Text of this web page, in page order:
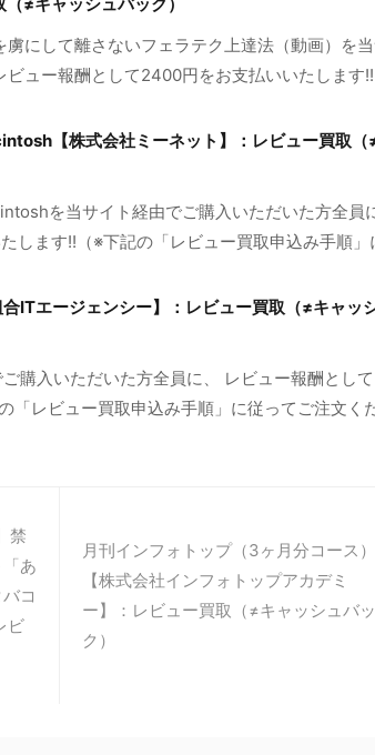
にして離さないフェラテク上達法（動画）を
ビュー報酬として2400円をお支払いいたします
【株式会社ミーネット】：レビュー買取（
を当サイト経由でご購入いただいた方全員に
します!!（※下記の「レビュー買取申込み手順」
ITエージェンシー】：レビュー買取（≠キャッ
購入いただいた方全員に、 レビュー報酬として
レビュー買取申込み手順」に従ってご注文く
禁
あ
コ
ビ
月刊インフォトップ（3ヶ月分コース）
【株式会社インフォトップアカデミ
ー】：レビュー買取（≠キャッシュバッ
ク）